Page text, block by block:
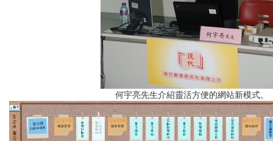
何宇亮先生介紹靈活方便的網站新模式。